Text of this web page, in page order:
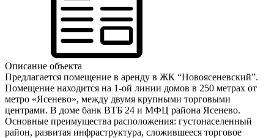
Описание объекта
Предлагается помещение в аренду в ЖК “Новоясеневский”.
Помещение находится на 1-ой линии домов в 250 метрах от
метро «Ясенево», между двумя крупными торговыми
центрами. В доме банк ВТБ 24 и МФЦ района Ясенево.
Основные преимущества расположения: густонаселенный
район, развитая инфраструктура, сложившееся торговое